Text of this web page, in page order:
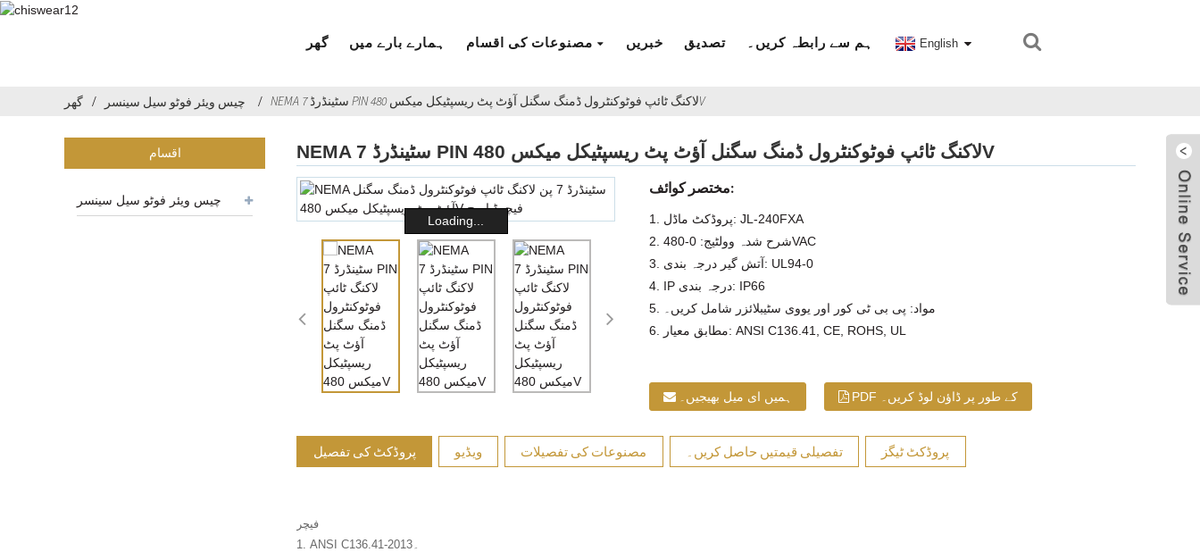
گھر ہمارے بارے میں مصنوعات کی اقسام خبریں تصدیق ہم سے رابطہ کریں۔ English
گھر چیس ویئر فوٹو سیل سینسر NEMA سٹینڈرڈ 7 PIN لاکنگ ٹائپ فوٹوکنٹرول ڈمنگ سگنل آؤٹ پٹ ریسپٹیکل میکس 480V
اقسام
چیس ویئر فوٹو سیل سینسر
NEMA سٹینڈرڈ 7 PIN لاکنگ ٹائپ فوٹوکنٹرول ڈمنگ سگنل آؤٹ پٹ ریسپٹیکل میکس 480V
Loading...
مختصر کوائف:
1. پروڈکٹ ماڈل: JL-240FXA
2. شرح شدہ وولٹیج: 0-480VAC
3. آتش گیر درجہ بندی: UL94-0
4. IP درجہ بندی: IP66
5. مواد: پی بی ٹی کور اور یووی سٹیبلائزر شامل کریں۔
6. مطابق معیار: ANSI C136.41, CE, ROHS, UL
ہمیں ای میل بھیجیں۔ PDF کے طور پر ڈاؤن لوڈ کریں۔
پروڈکٹ کی تفصیل ویڈیو مصنوعات کی تفصیلات تفصیلی قیمتیں حاصل کریں۔ پروڈکٹ ٹیگز
فیچر
1. ANSI C136.41-2013۔